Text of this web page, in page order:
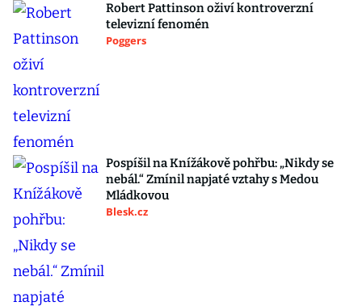
Robert Pattinson oživí kontroverzní
televizní fenomén
Poggers
Pospíšil na Knížákově pohřbu: „Nikdy se
nebál.“ Zmínil napjaté vztahy s Medou
Mládkovou
Blesk.cz